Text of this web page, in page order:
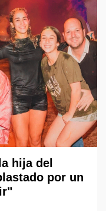
hija del
por un